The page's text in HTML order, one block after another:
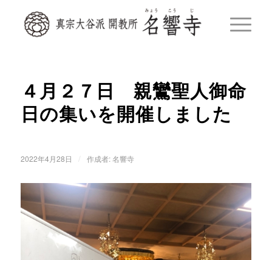
４月２７日 親鸞聖人御命
日の集いを開催しました
2022年4月28日 作成者:名響寺